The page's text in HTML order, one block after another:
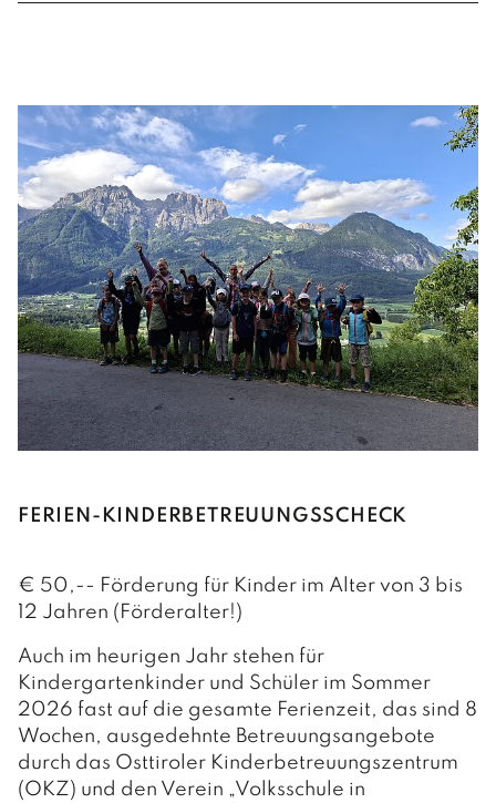
FERIEN-KINDERBETREUUNGSSCHECK
€ 50,-- Förderung für Kinder im Alter von 3 bis
12 Jahren (Förderalter!)
Auch im heurigen Jahr stehen für
Kindergartenkinder und Schüler im Sommer
2026 fast auf die gesamte Ferienzeit, das sind 8
Wochen, ausgedehnte Betreuungsangebote
durch das Osttiroler Kinderbetreuungszentrum
(OKZ) und den Verein „Volksschule in